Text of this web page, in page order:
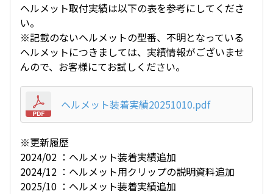
ヘルメット取付実績は以下の表を参考にしてくださ
い。
※記載のないヘルメットの型番、不明となっている
ヘルメットにつきましては、実績情報がございませ
んので、お客様にてお試しください。
ヘルメット装着実績20251010.pdf
※更新履歴
2024/02 ：ヘルメット装着実績追加
2024/12 ：ヘルメット用クリップの説明資料追加
2025/10 ：ヘルメット装着実績追加